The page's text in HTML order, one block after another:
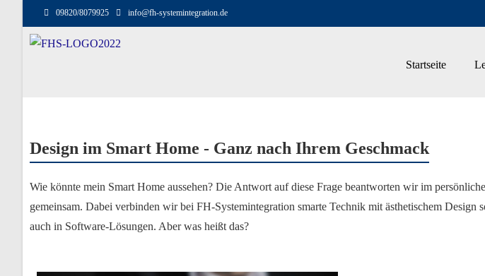
09820/8079925 info@fh-systemintegration.de
Startseite
Design im Smart Home - Ganz nach Ihrem Geschmack
Wie könnte mein Smart Home aussehen? Die Antwort auf diese Frage beantworten wir im
gemeinsam. Dabei verbinden wir bei FH-Systemintegration smarte Technik mit ästhetischem
auch in Software-Lösungen. Aber was heißt das?